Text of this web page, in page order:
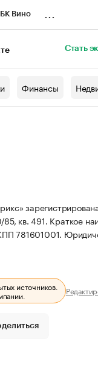
Вино
Стать
Финансы
85, кв. 491. Краткое
781601001.
источников.